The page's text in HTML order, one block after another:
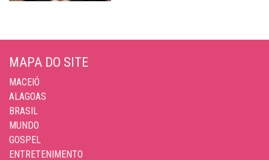
MAPA DO SITE
MACEIÓ
ALAGOAS
BRASIL
MUNDO
GOSPEL
ENTRETENIMENTO